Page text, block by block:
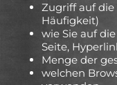
Zugriff auf
Häufigkeit)
wie Sie auf
Seite,
Menge der
welchen